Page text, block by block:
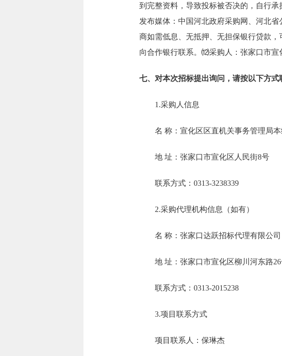
到完整资料，导致投标被否决的，自行
发布媒体：中国河北政府采购网、河北
商如需低息、无抵押、无担保银行贷款
向合作银行联系。⑿采购人：张家口市宣
七、对本次招标提出询问，请按以下方式
1.采购人信息
名 称：宣化区区直机关事务管理局本
地 址：张家口市宣化区人民街8号
联系方式：0313-3238339
2.采购代理机构信息（如有）
名 称：张家口达跃招标代理有限公司
地 址：张家口市宣化区柳川河东路26
联系方式：0313-2015238
3.项目联系方式
项目联系人：保琳杰